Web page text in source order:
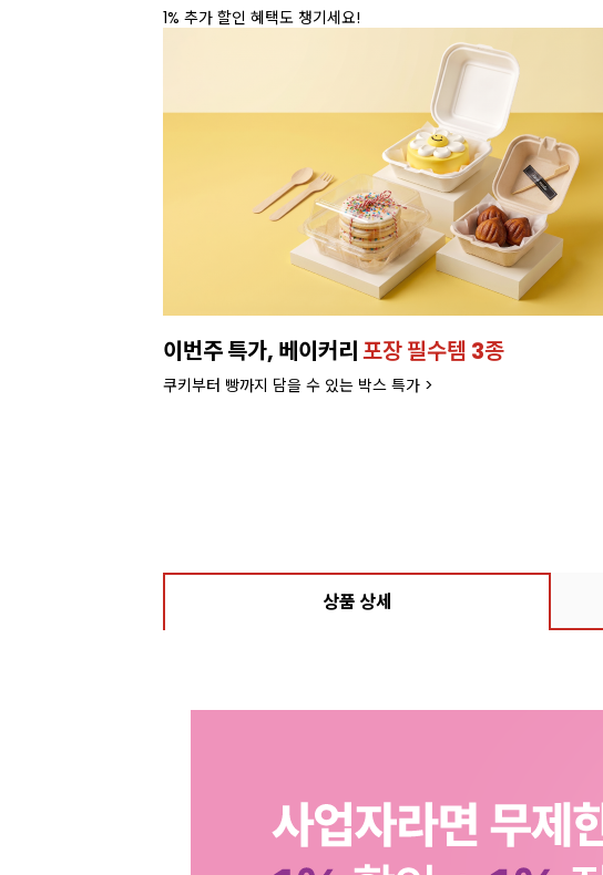
1% 추가 할인 혜택도 챙기세요!
이번주 특가, 베이커리포장 필수템 3종
쿠키부터 빵까지 담을 수 있는 박스 특가 >
상품 상세